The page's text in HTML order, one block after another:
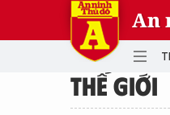
An
THẾ GIỚI